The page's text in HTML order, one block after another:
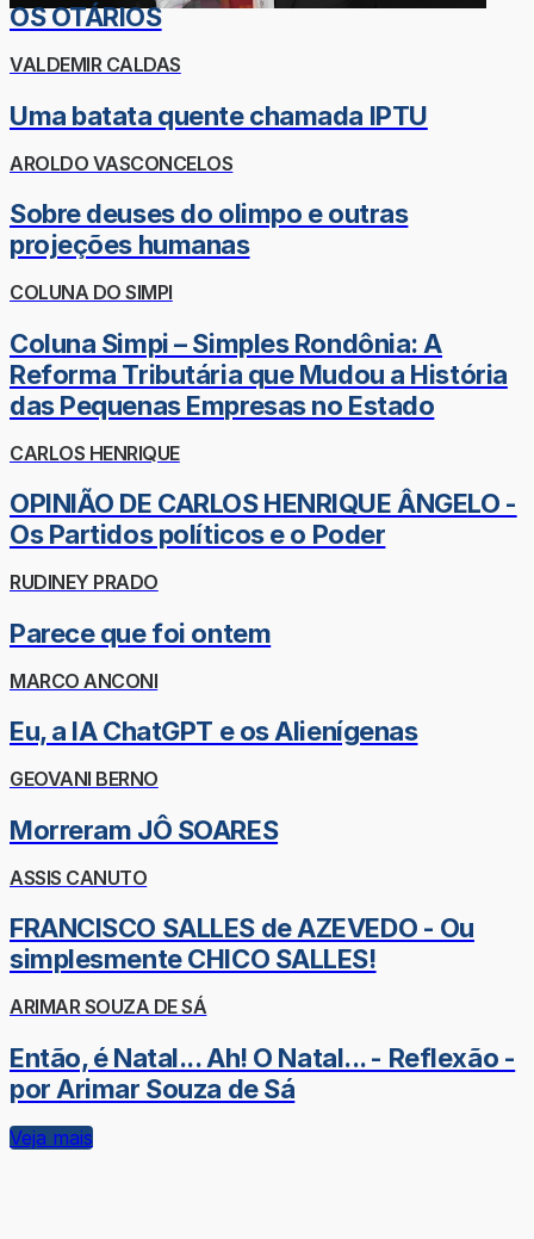
OS OTÁRIOS
VALDEMIR CALDAS
Uma batata quente chamada IPTU
AROLDO VASCONCELOS
Sobre deuses do olimpo e outras
projeções humanas
COLUNA DO SIMPI
Coluna Simpi – Simples Rondônia: A
Reforma Tributária que Mudou a História
das Pequenas Empresas no Estado
CARLOS HENRIQUE
OPINIÃO DE CARLOS HENRIQUE ÂNGELO -
Os Partidos políticos e o Poder
RUDINEY PRADO
Parece que foi ontem
MARCO ANCONI
Eu, a IA ChatGPT e os Alienígenas
GEOVANI BERNO
Morreram JÔ SOARES
ASSIS CANUTO
FRANCISCO SALLES de AZEVEDO - Ou
simplesmente CHICO SALLES!
ARIMAR SOUZA DE SÁ
Então, é Natal... Ah! O Natal... - Reflexão -
por Arimar Souza de Sá
Veja mais